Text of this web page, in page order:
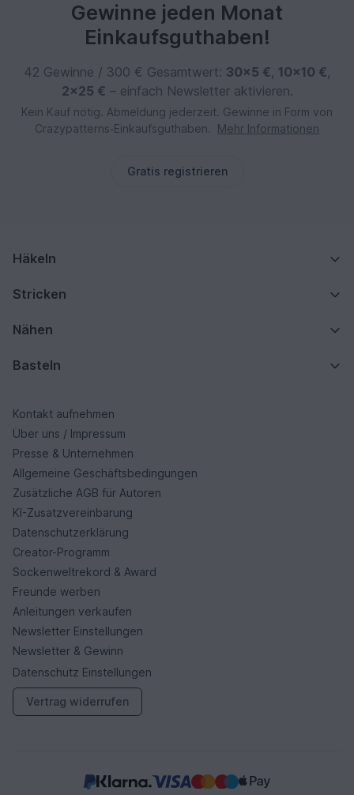
Gewinne jeden Monat
Einkaufsguthaben!
42 Gewinne / 300 € Gesamtwert: 30×5 €, 10×10 €,
2×25 € – einfach Newsletter aktivieren.
Kein Kauf nötig. Abmeldung jederzeit. Gewinne in Form von
Crazypatterns‑Einkaufsguthaben.
Mehr Informationen
Gratis registrieren
Häkeln
Stricken
Nähen
Basteln
Kontakt aufnehmen
Über uns / Impressum
Presse & Unternehmen
Allgemeine Geschäftsbedingungen
Zusätzliche AGB für Autoren
KI-Zusatzvereinbarung
Datenschutzerklärung
Creator-Programm
Sockenweltrekord & Award
Freunde werben
Anleitungen verkaufen
Newsletter Einstellungen
Newsletter & Gewinn
Datenschutz Einstellungen
Vertrag widerrufen